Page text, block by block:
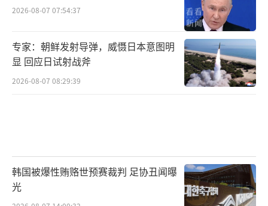
2026-08-07 07:54:37
专家：朝鲜发射导弹，威慑日本意图明
显 回应日试射战斧
2026-08-07 08:29:39
韩国被爆性贿赂世预赛裁判 足协丑闻曝
光